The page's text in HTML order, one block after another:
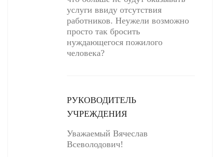
услуги ввиду отсутствия
работников. Неужели возможно
просто так бросить
нуждающегося пожилого
человека?
РУКОВОДИТЕЛЬ
УЧРЕЖДЕНИЯ
Уважаемый Вячеслав
Всеволодович!